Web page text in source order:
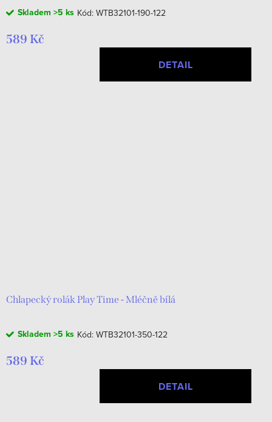
Skladem >5 ks Kód: WTB32101-190-122
589 Kč
DETAIL
Chlapecký rolák Play Time - Mléčně bílá
Skladem >5 ks Kód: WTB32101-350-122
589 Kč
DETAIL